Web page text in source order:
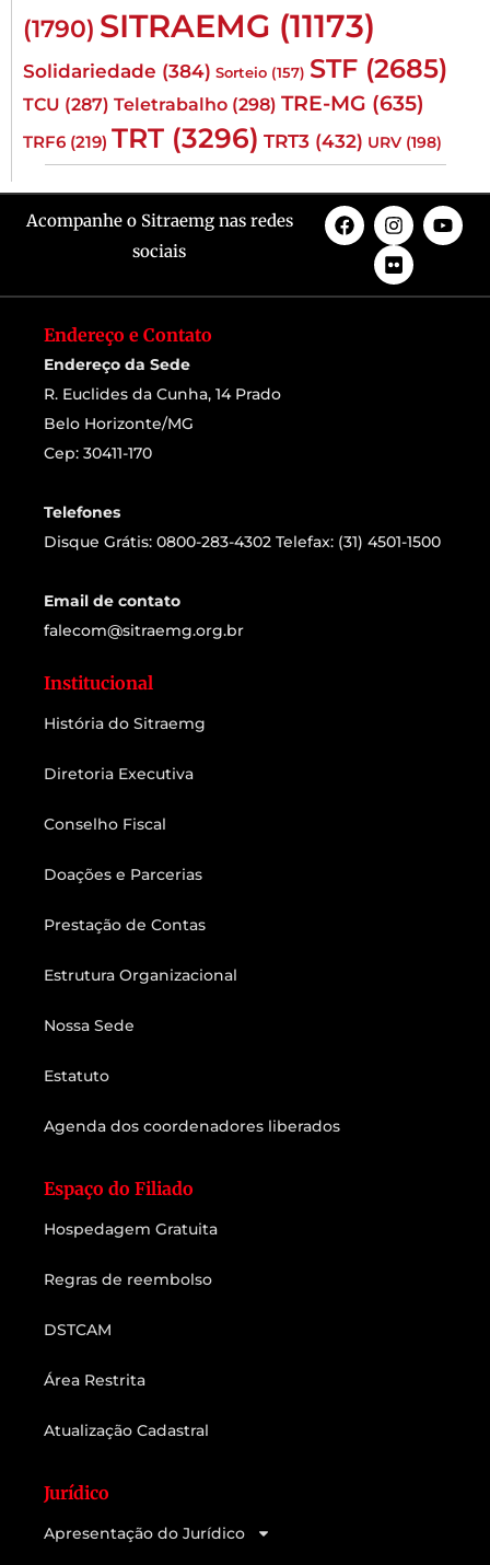
(1790) SITRAEMG (11173)
Solidariedade (384) Sorteio (157) STF (2685)
TCU (287) Teletrabalho (298) TRE-MG (635)
TRF6 (219) TRT (3296) TRT3 (432) URV (198)
Acompanhe o Sitraemg nas redes
sociais
Endereço e Contato
Endereço da Sede
R. Euclides da Cunha, 14 Prado
Belo Horizonte/MG
Cep: 30411-170
Telefones
Disque Grátis: 0800-283-4302 Telefax: (31) 4501-1500
Email de contato
falecom@sitraemg.org.br
Institucional
História do Sitraemg
Diretoria Executiva
Conselho Fiscal
Doações e Parcerias
Prestação de Contas
Estrutura Organizacional
Nossa Sede
Estatuto
Agenda dos coordenadores liberados
Espaço do Filiado
Hospedagem Gratuita
Regras de reembolso
DSTCAM
Área Restrita
Atualização Cadastral
Jurídico
Apresentação do Jurídico